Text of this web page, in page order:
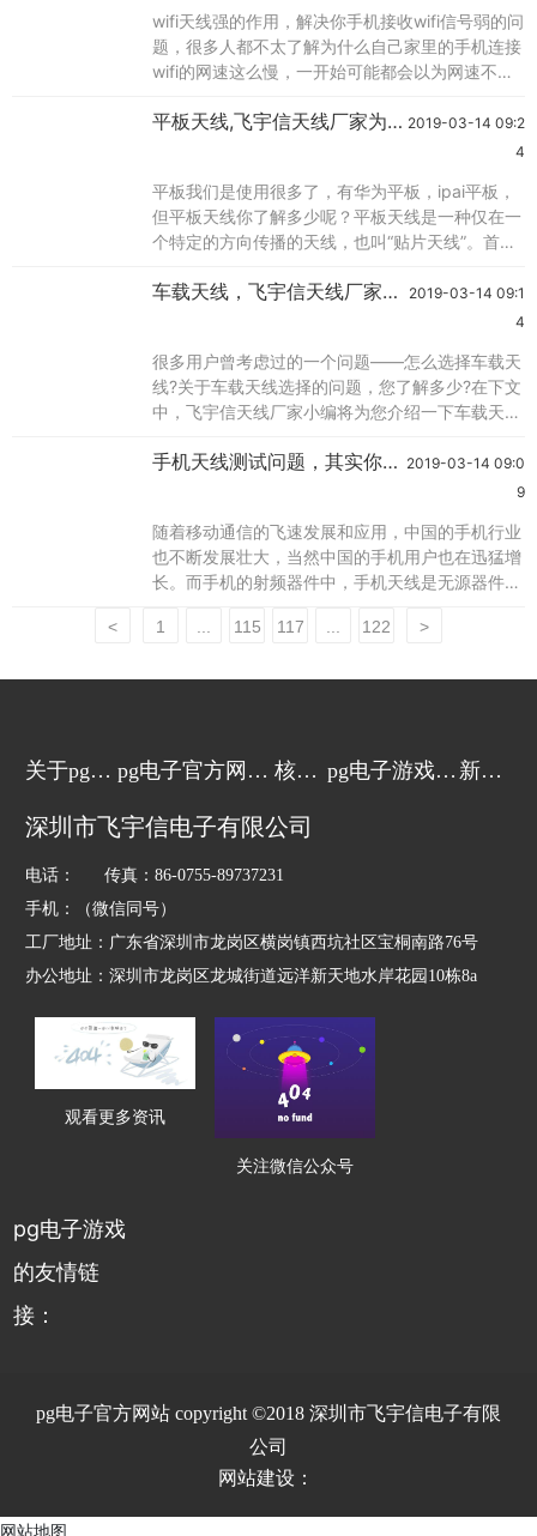
我们建议客户采用pifa天线作为wifi天线的形式，
根据我们的经验，pifa天线
wifi天线强的作用，解决你手机接收wifi信号弱的问
题，很多人都不太了解为什么自己家里的手机连接
wifi的网速这么慢，一开始可能都会以为网速不够
最后把无线路由器也给换了。其实无线路由器有个
般wifi用sma和tnc的主要用在路由器上，但是2.4g
的无线监控设备上
平板天线,飞宇信天线厂家为
2019-03-14 09:2
4
平板我们是使用很多了，有华为平板，ipai平板，
但平板天线你了解多少呢？平板天线是一种仅在一
个特定的方向传播的天线，也叫“贴片天线”。首先
1、首先要把平板天线指向正南,如果你的正南方向
是水平极化的,还是垂直极化的。如果接收的是垂
直极化的信号,那么就请你将平板天线面设置
车载天线，飞宇信天线厂家车
2019-03-14 09:1
4
很多用户曾考虑过的一个问题——怎么选择车载天
线?关于车载天线选择的问题，您了解多少?在下文
中，飞宇信天线厂家小编将为您介绍一下车载天线
天线是根据汽车的使用环境的不同而设计的，所以
于进口原装车载的天线价格都非常昂贵而且优势并
不突出，因此一般车主的都使用国产的车载天线。
在
手机天线测试问题，其实你也 2019-03-14 09:0
9
随着移动通信的飞速发展和应用，中国的手机行业
也不断发展壮大，当然中国的手机用户也在迅猛增
长。而手机的射频器件中，手机天线是无源器件，
件，它的特殊性和重要性必然要求其研发过程对天
正常用。现在飞宇信天线厂家作为有多年天线生产
微
< 1 ... 115 117 ... 122 >
关于pg电
子游戏
pg电子官方网站
的产品中心
核心 pg电子游戏的 新闻
深圳市飞宇信电子有限公司
电话： 传真：86-0755-89737231
手机：（微信同号）
工厂地址：广东省深圳市龙岗区横岗镇西坑社区宝桐南路76号
办公地址：深圳市龙岗区龙城街道远洋新天地水岸花园10栋8a
观看更多资讯
关注微信公众号
pg电子游戏
的友情链
接：
pg电子官方网站 copyright ©2018 深圳市飞宇信电子有限
公司
网站建设：
网站地图